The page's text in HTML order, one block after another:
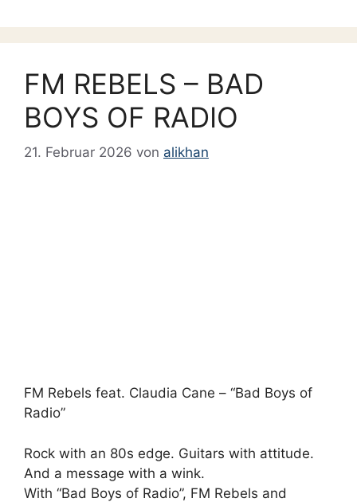
FM REBELS – BAD
BOYS OF RADIO
21. Februar 2026 von alikhan
FM Rebels feat. Claudia Cane – “Bad Boys of
Radio”
Rock with an 80s edge. Guitars with attitude.
And a message with a wink.
With “Bad Boys of Radio”, FM Rebels and